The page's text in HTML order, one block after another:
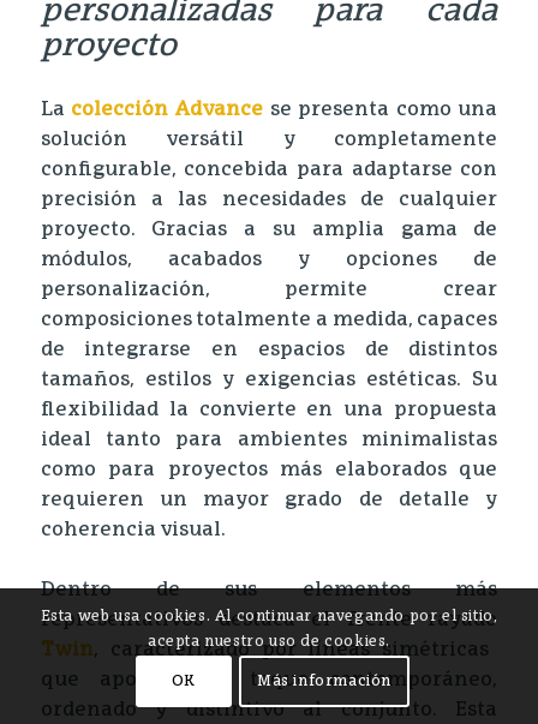
personalizadas para cada
proyecto
La colección Advancese presenta como una
solución versátil y completamente
configurable, concebida para adaptarse con
precisión a las necesidades de cualquier
proyecto. Gracias a su amplia gama de
módulos, acabados y opciones de
personalización, permite crear
composiciones totalmente a medida, capaces
de integrarse en espacios de distintos
tamaños, estilos y exigencias estéticas. Su
flexibilidad la convierte en una propuesta
ideal tanto para ambientes minimalistas
como para proyectos más elaborados que
requieren un mayor grado de detalle y
coherencia visual.
Dentro de sus elementos más
representativos destaca el frente rayado
Twin, caracterizado por líneas simétricas
que aportan un toque contemporáneo,
ordenado y distintivo al conjunto. Esta
Esta web usa cookies. Al continuar navegando por el sitio,
acepta nuestro uso de cookies.
OK Más información